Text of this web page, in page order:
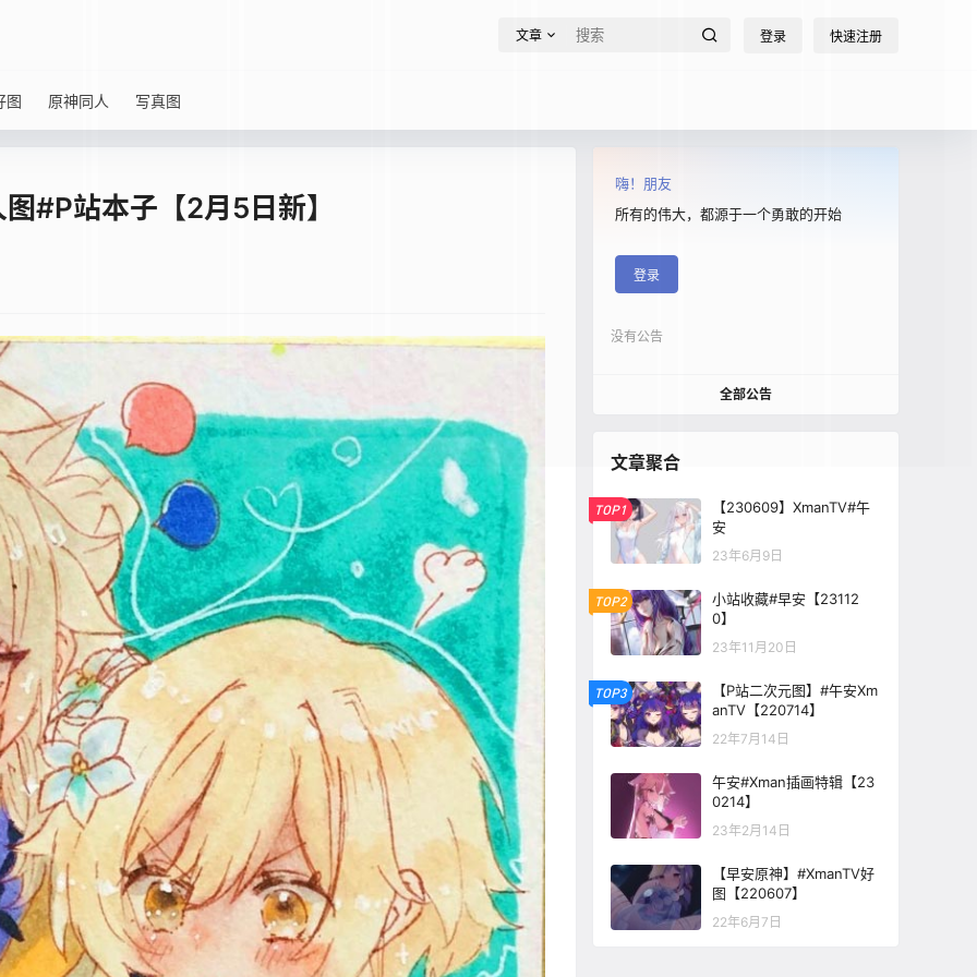
文章 登录 快速注册
图 原神同人 写真图
#P站本子【2月5日新】
嗨！朋友
所有的伟大，都源于一个勇敢的开始
登录
没有公告
全部公告
文章聚合
TOP1
【230609】XmanTV#午
安
23年6月9日
TOP2
小站收藏#早安【23112
0】
23年11月20日
TOP3
【P站二次元图】#午安Xm
anTV【220714】
22年7月14日
午安#Xman插画特辑【23
0214】
23年2月14日
【早安原神】#XmanTV好
图【220607】
22年6月7日